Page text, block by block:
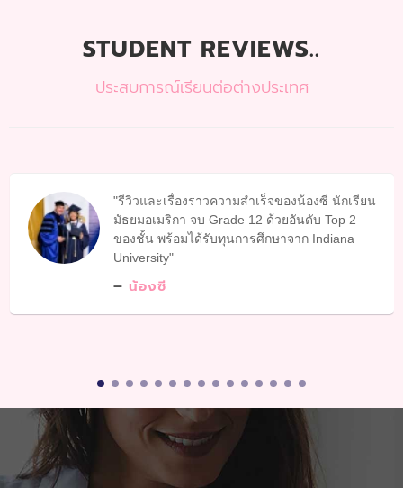
STUDENT REVIEWS..
ประสบการณ์เรียนต่อต่างประเทศ
รีวิวและเรื่องราวความสำเร็จของน้องซี นักเรียน
มัธยมอเมริกา จบ Grade 12 ด้วยอันดับ Top 2
ของชั้น พร้อมได้รับทุนการศึกษาจาก Indiana
University
น้องซี